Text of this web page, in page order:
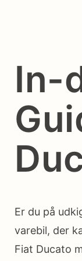
In-
Er du på
varebil, der
Fiat Ducato